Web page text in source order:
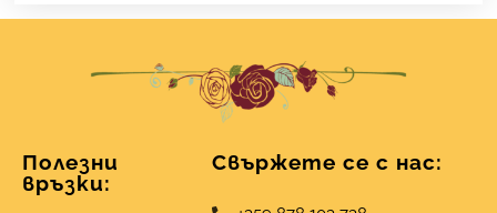
Полезни
връзки:
Свържете се с нас: